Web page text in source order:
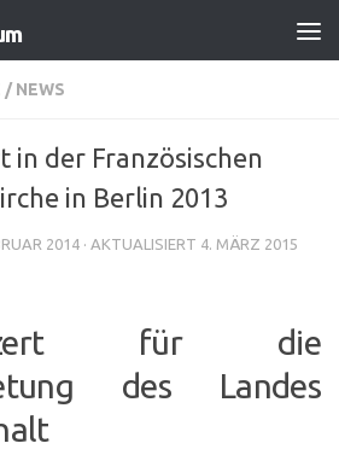
/ NEWS
in der Französischen
in Berlin 2013
2014 · AKTUALISIERT 4. MÄRZ 2015
für die
des Landes